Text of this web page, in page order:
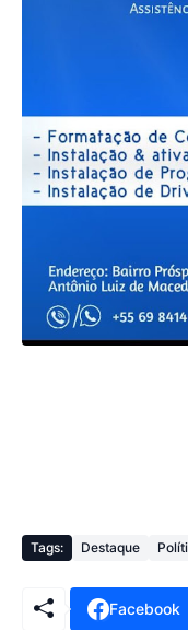
Tags: Destaque
Facebook